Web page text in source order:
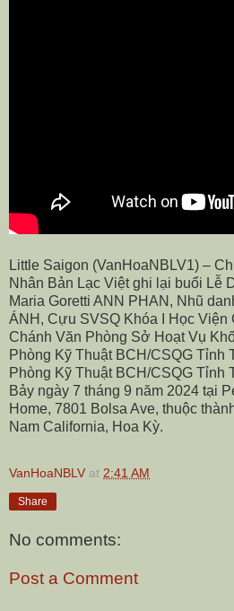
Little Saigon (VanHoaNBLV1) –
Nhân Bản Lạc Việt ghi lại buổi Lễ
Maria Goretti ANN PHAN, Nhũ
ÁNH, Cựu SVSQ Khóa I Học Viện
Chánh Văn Phòng Sở Hoạt Vụ
Phòng Kỹ Thuật BCH/CSQG Tỉnh
Phòng Kỹ Thuật BCH/CSQG Tỉnh
Bảy ngày 7 tháng 9 năm 2024 tại
Home, 7801 Bolsa Ave, thuộc
Nam California, Hoa Kỳ.
VanHoaNBLV at 2:41 AM
Share
No comments:
Post a Comment